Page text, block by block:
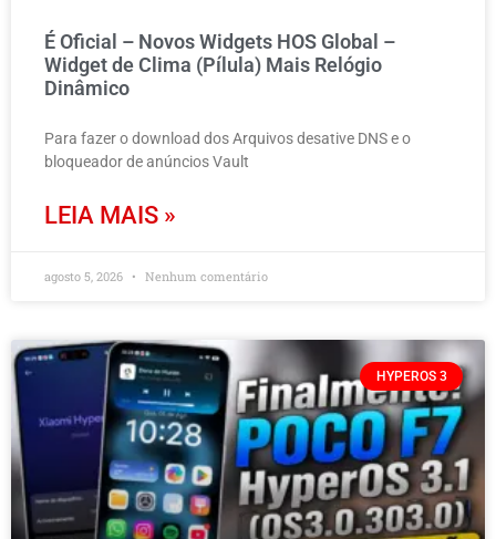
É Oficial – Novos Widgets HOS Global –
Widget de Clima (Pílula) Mais Relógio
Dinâmico
Para fazer o download dos Arquivos desative DNS e o
bloqueador de anúncios Vault
LEIA MAIS »
agosto 5, 2026 Nenhum comentário
HYPEROS 3